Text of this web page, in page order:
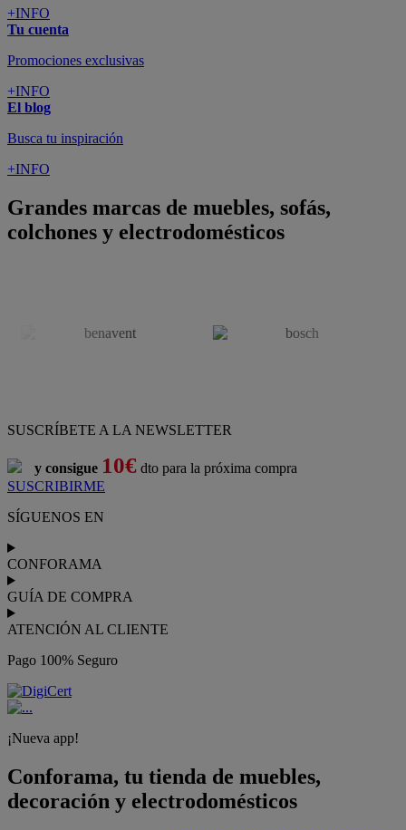
+INFO
Tu cuenta
Promociones exclusivas
+INFO
El blog
Busca tu inspiración
+INFO
Grandes marcas de muebles, sofás,
colchones y electrodomésticos
SUSCRÍBETE A LA NEWSLETTER
y consigue 10€ dto para la próxima compra
SUSCRIBIRME
SÍGUENOS EN
CONFORAMA
GUÍA DE COMPRA
ATENCIÓN AL CLIENTE
Pago 100% Seguro
¡Nueva app!
Conforama, tu tienda de muebles,
decoración y electrodomésticos